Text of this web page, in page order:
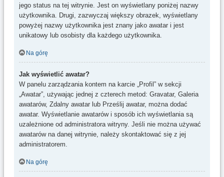
jego status na tej witrynie. Jest on wyświetlany poniżej nazwy
użytkownika. Drugi, zazwyczaj większy obrazek, wyświetlany
powyżej nazwy użytkownika jest znany jako awatar i jest
unikatowy lub osobisty dla każdego użytkownika.
Na górę
Jak wyświetlić awatar?
W panelu zarządzania kontem na karcie „Profil” w sekcji
„Awatar”, używając jednej z czterech metod: Gravatar, Galeria
awatarów, Zdalny awatar lub Prześlij awatar, można dodać
awatar. Wyświetlanie awatarów i sposób ich wyświetlania są
uzależnione od administratora witryny. Jeśli nie można używać
awatarów na danej witrynie, należy skontaktować się z jej
administratorem.
Na górę